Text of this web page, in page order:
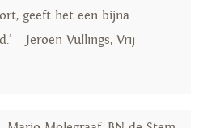
geeft het een bijna
– Jeroen Vullings, Vrij